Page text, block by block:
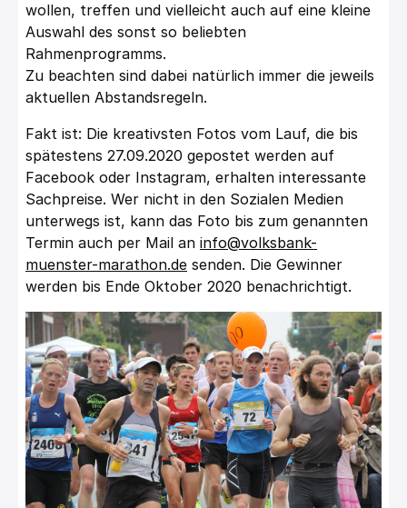
wollen, treffen und vielleicht auch auf eine kleine
Auswahl des sonst so beliebten
Rahmenprogramms.
Zu beachten sind dabei natürlich immer die jeweils
aktuellen Abstandsregeln.
Fakt ist: Die kreativsten Fotos vom Lauf, die bis
spätestens 27.09.2020 gepostet werden auf
Facebook oder Instagram, erhalten interessante
Sachpreise. Wer nicht in den Sozialen Medien
unterwegs ist, kann das Foto bis zum genannten
Termin auch per Mail an info@volksbank-
muenster-marathon.de senden. Die Gewinner
werden bis Ende Oktober 2020 benachrichtigt.